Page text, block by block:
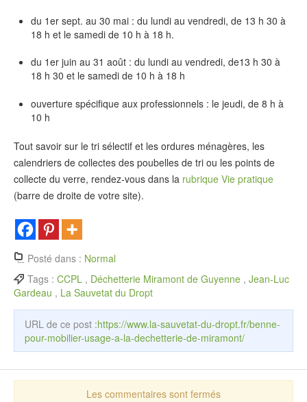
du 1er sept. au 30 mai : du lundi au vendredi, de 13 h 30 à
18 h et le samedi de 10 h à 18 h.
du 1er juin au 31 août : du lundi au vendredi, de13 h 30 à
18 h 30 et le samedi de 10 h à 18 h
ouverture spécifique aux professionnels : le jeudi, de 8 h à
10 h
Tout savoir sur le tri sélectif et les ordures ménagères, les
calendriers de collectes des poubelles de tri ou les points de
collecte du verre, rendez-vous dans la rubrique Vie pratique
(barre de droite de votre site).
Posté dans : Normal
Tags : CCPL , Déchetterie Miramont de Guyenne , Jean-Luc
Gardeau , La Sauvetat du Dropt
URL de ce post :https://www.la-sauvetat-du-dropt.fr/benne-
pour-mobilier-usage-a-la-dechetterie-de-miramont/
Les commentaires sont fermés